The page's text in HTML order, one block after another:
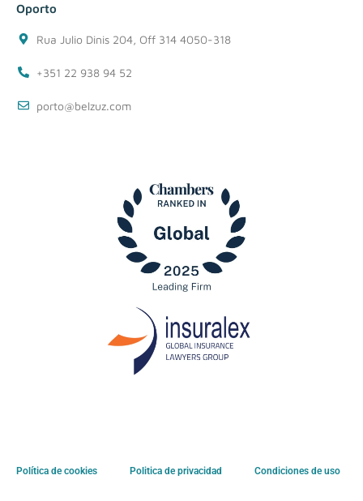
Oporto
Rua Julio Dinis 204, Off 314 4050-318
+351 22 938 94 52
porto@belzuz.com
Política de cookies Politica de privacidad Condiciones de uso